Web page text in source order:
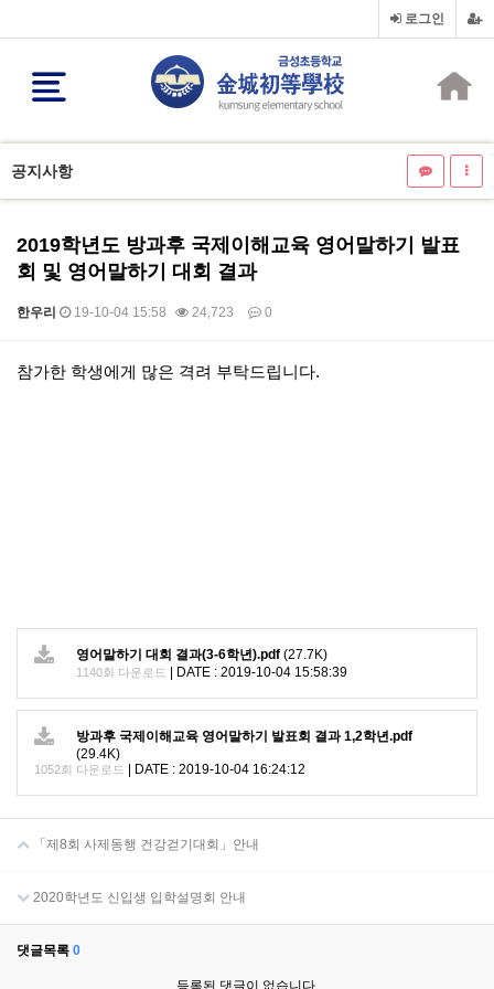
로그인
공지사항
2019학년도 방과후 국제이해교육 영어말하기 발표
회 및 영어말하기 대회 결과
한우리 19-10-04 15:58 24,723 0
본문
참가한 학생에게 많은 격려 부탁드립니다.
영어말하기 대회 결과(3-6학년).pdf (27.7K)
1140회 다운로드 DATE : 2019-10-04 15:58:39
방과후 국제이해교육 영어말하기 발표회 결과 1,2학년.pdf
(29.4K)
1052회 다운로드 DATE : 2019-10-04 16:24:12
「 제 8 회 사제동행 건강걷기대회 」 안내
2020학년도 신입생 입학설명회 안내
댓글목록 0
등록된 댓글이 없습니다.